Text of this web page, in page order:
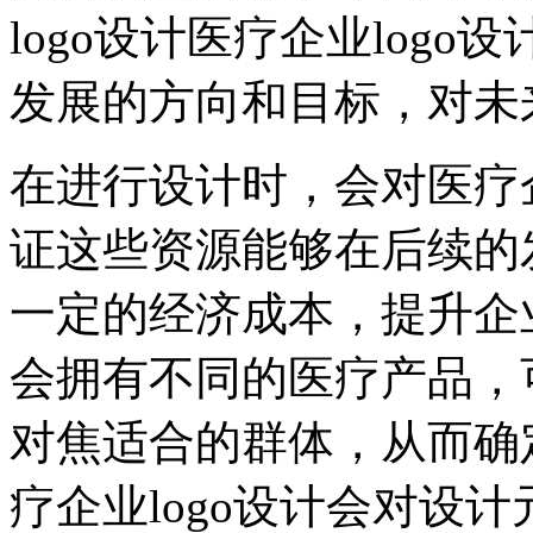
logo设计医疗企业logo设
发展的方向和目标，对
在进行设计时，会对医
证这些资源能够在后续
一定的经济成本，提升
会拥有不同的医疗产品
对焦适合的群体，从而
疗企业logo设计会对设